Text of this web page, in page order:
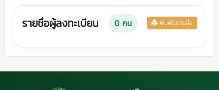
รายชื่อผู้ลงทะเบียน 0คน พิมพ์ใบรายชื่อ